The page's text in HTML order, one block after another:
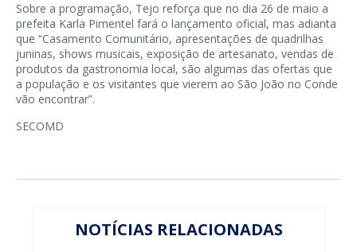
Sobre a programação, Tejo reforça que no dia 26 de maio a
prefeita Karla Pimentel fará o lançamento oficial, mas adianta
que “Casamento Comunitário, apresentações de quadrilhas
juninas, shows musicais, exposição de artesanato, vendas de
produtos da gastronomia local, são algumas das ofertas que
a população e os visitantes que vierem ao São João no Conde
vão encontrar”.
SECOMD
NOTÍCIAS RELACIONADAS